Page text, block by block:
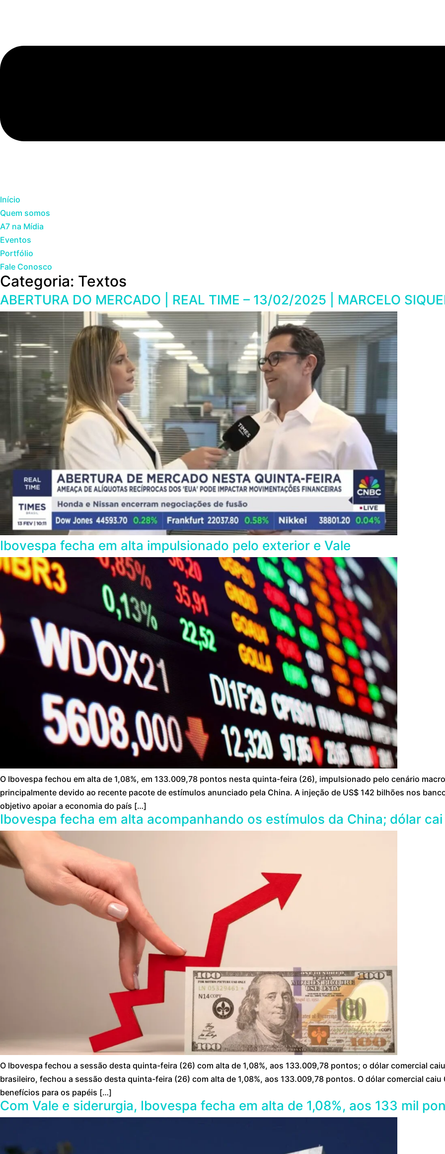
Início
Quem somos
A7 na Mídia
Eventos
Portfólio
Fale Conosco
Categoria: Textos
ABERTURA DO MERCADO | REAL TIME – 13/02/2025 | MARCELO
Ibovespa fecha em alta impulsionado pelo exterior e Vale
O Ibovespa fechou em alta de 1,08%, em 133.009,78 pontos nesta quinta-feira (26), impulsionado pelo cenário
principalmente devido ao recente pacote de estímulos anunciado pela China. A injeção de US$ 142 bilhões nos
objetivo apoiar a economia do país […]
Ibovespa fecha em alta acompanhando os estímulos da China; dólar cai
O Ibovespa fechou a sessão desta quinta-feira (26) com alta de 1,08%, aos 133.009,78 pontos; o dólar comercial
brasileiro, fechou a sessão desta quinta-feira (26) com alta de 1,08%, aos 133.009,78 pontos. O dólar comercial
benefícios para os papéis […]
Com Vale e siderurgia, Ibovespa fecha em alta de 1,08%, aos 133 mil